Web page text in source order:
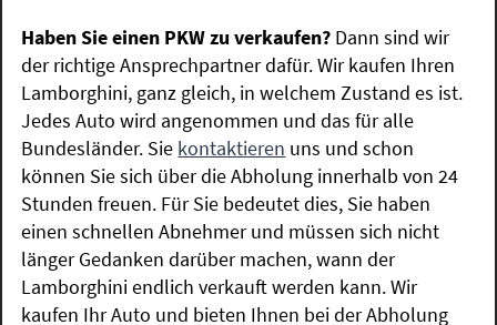
Haben Sie einen PKW zu verkaufen? Dann sind wir
der richtige Ansprechpartner dafür. Wir kaufen Ihren
Lamborghini, ganz gleich, in welchem Zustand es ist.
Jedes Auto wird angenommen und das für alle
Bundesländer. Sie kontaktieren uns und schon
können Sie sich über die Abholung innerhalb von 24
Stunden freuen. Für Sie bedeutet dies, Sie haben
einen schnellen Abnehmer und müssen sich nicht
länger Gedanken darüber machen, wann der
Lamborghini endlich verkauft werden kann. Wir
kaufen Ihr Auto und bieten Ihnen bei der Abholung